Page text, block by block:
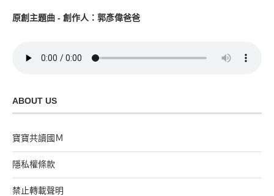
原創主題曲 - 創作人：郭彥偉爸爸
ABOUT US
寶寶共讀國Ｍ
隱私權條款
禁止轉載聲明